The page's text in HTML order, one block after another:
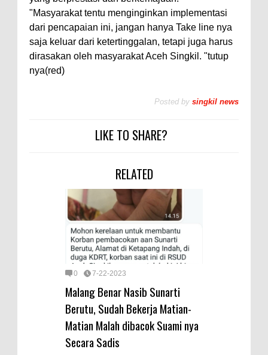
"Masyarakat tentu menginginkan implementasi
dari pencapaian ini, jangan hanya Take line nya
saja keluar dari ketertinggalan, tetapi juga harus
dirasakan oleh masyarakat Aceh Singkil. "tutup
nya(red)
Posted by singkil news
LIKE TO SHARE?
RELATED
0 7-22-2023
Malang Benar Nasib Sunarti
Berutu, Sudah Bekerja Matian-
Matian Malah dibacok Suami nya
Secara Sadis